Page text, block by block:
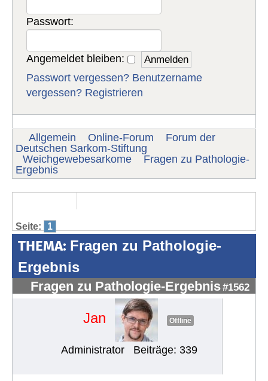
Passwort:
Angemeldet bleiben:
Passwort vergessen? Benutzername
vergessen? Registrieren
Allgemein Online-Forum
Forum der
Deutschen Sarkom-Stiftung
Weichgewebesarkome
Fragen zu Pathologie-
Ergebnis
Seite: 1
THEMA: Fragen zu Pathologie-
Ergebnis
Fragen zu Pathologie-Ergebnis#1562
Jan Offline
Administrator Beiträge: 339